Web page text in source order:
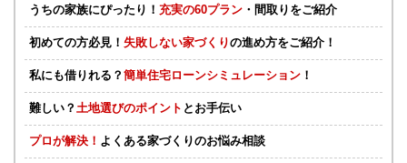
うちの家族にぴったり！ 充実の60プラン ・間取りをご紹介
初めての方必見！ 失敗しない家づくりの進め方をご紹介！
私にも借りれる？ 簡単住宅ローンシミュレーション ！
難しい？ 土地選びのポイント とお手伝い
プロが解決！ よくある家づくりのお悩み相談